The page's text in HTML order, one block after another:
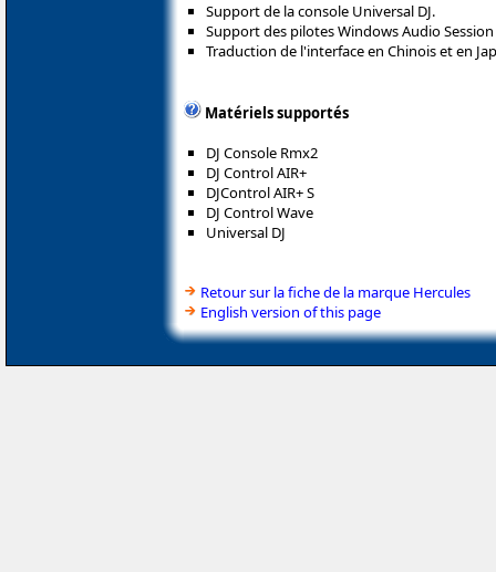
Support de la console Universal DJ.
Support des pilotes Windows Audio Session
Traduction de l'interface en Chinois et en
Matériels supportés
DJ Console Rmx2
DJ Control AIR+
DJControl AIR+ S
DJ Control Wave
Universal DJ
Retour sur la fiche de la marque Hercules
English version of this page